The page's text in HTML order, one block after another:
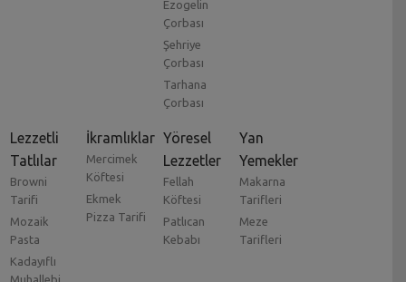
Ezogelin
Çorbası
Şehriye
Çorbası
Tarhana
Çorbası
Lezzetli
Tatlılar
Browni
Tarifi
Mozaik
Pasta
Kadayıflı
Muhallebi
İkramlıklar
Mercimek
Köftesi
Ekmek
Pizza Tarifi
Yöresel
Lezzetler
Fellah
Köftesi
Patlıcan
Kebabı
Yan
Yemekler
Makarna
Tarifleri
Meze
Tarifleri